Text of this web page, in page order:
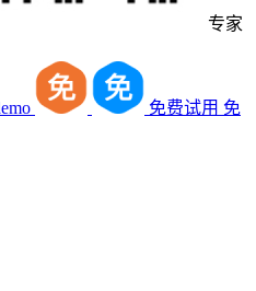
专家
免费试用 免